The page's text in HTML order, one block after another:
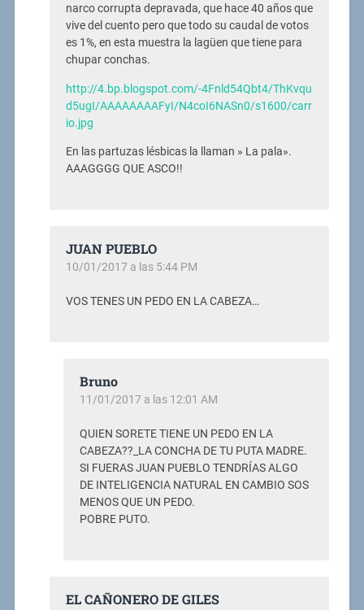
narco corrupta depravada, que hace 40 años que
vive del cuento pero que todo su caudal de votos
es 1%, en esta muestra la lagüen que tiene para
chupar conchas.
http://4.bp.blogspot.com/-4Fnld54Qbt4/ThKvqu
d5ugI/AAAAAAAAFyI/N4coI6NASn0/s1600/carr
io.jpg
En las partuzas lésbicas la llaman » La pala».
AAAGGGG QUE ASCO!!
JUAN PUEBLO
10/01/2017 a las 5:44 PM
VOS TENES UN PEDO EN LA CABEZA…
Bruno
11/01/2017 a las 12:01 AM
QUIEN SORETE TIENE UN PEDO EN LA
CABEZA??_LA CONCHA DE TU PUTA MADRE.
SI FUERAS JUAN PUEBLO TENDRÍAS ALGO
DE INTELIGENCIA NATURAL EN CAMBIO SOS
MENOS QUE UN PEDO.
POBRE PUTO.
EL CAÑONERO DE GILES